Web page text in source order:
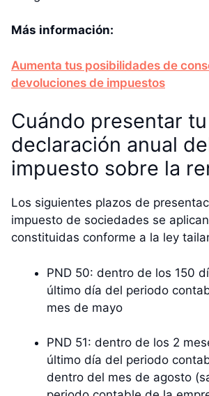
Más información:
Aumenta tus posibilidades de
devoluciones de impuestos
Cuándo presentar tu
declaración anual
impuesto sobre la
Los siguientes plazos de
impuesto de sociedades se
constituidas conforme a la ley
PND 50: dentro de los 150
último día del periodo
mes de mayo
PND 51: dentro de los 2
último día del periodo
dentro del mes de agosto